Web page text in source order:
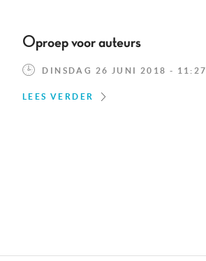
Oproep voor auteurs
DINSDAG 26 JUNI 2018 - 11:27
LEES VERDER